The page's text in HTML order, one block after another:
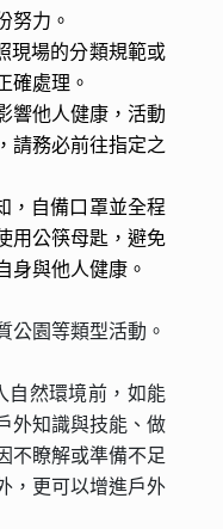
努力。
現場的分類規範或
確處理。
響他人健康，活動
請務必前往指定之
，自備口罩並全程
用公筷母匙，避免
身與他人健康。
公園等類型活動。
自然環境前，如能
外知識與技能、做
不瞭解或準備不足
，更可以增進戶外